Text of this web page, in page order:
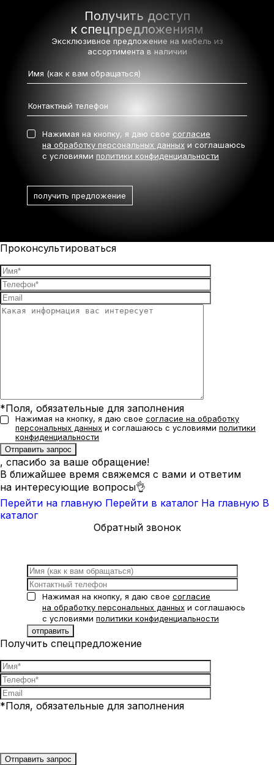
Получить доступ
к спецпредложениям
Эксклюзивное предложение на мебель из
ассортимента в наличии
Нажимая на кнопку, я даю свое согласие
на обработку персональных данных и соглашаюсь
с условиями политики конфиденциальности
Проконсультироваться
*Поля, обязательные для заполнения
Нажимая на кнопку, я даю свое согласие на обработку
персональных данных и соглашаюсь с условиями политики
конфиденциальности
, спасибо за ваше обращение!
В ближайшее время свяжемся с вами и ответим
на интересующие вопросы👌
Перейти на главную Перейти в каталог На главную В
каталог
Обратный звонок
Нажимая на кнопку, я даю свое согласие
на обработку персональных данных и соглашаюсь
с условиями политики конфиденциальности
Получить спецпредложение
*Поля, обязательные для заполнения